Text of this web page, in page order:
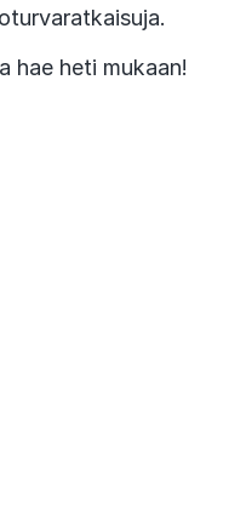
hae heti mukaan!